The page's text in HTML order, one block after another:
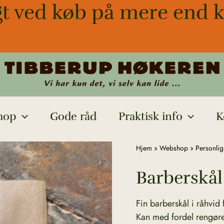
ved køb på mere end
Gode råd Praktisk info
Hjem » Webshop »
Fin barberskål i råhvid
Kan med fordel
Barberskål
fajance
antal